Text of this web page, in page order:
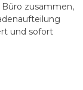
zusammen,
und sofort